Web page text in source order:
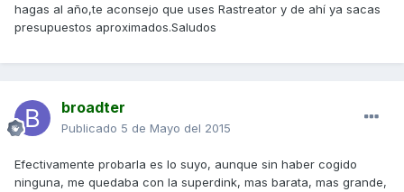
hagas al año,te aconsejo que uses Rastreator y de ahí ya sacas
presupuestos aproximados.Saludos
broadter
Publicado 5 de Mayo del 2015
Efectivamente probarla es lo suyo, aunque sin haber cogido
ninguna, me quedaba con la superdink, mas barata, mas grande,